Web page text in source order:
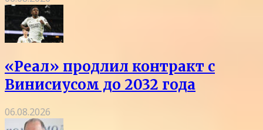
«Реал» продлил контракт с
Винисиусом до 2032 года
06.08.2026